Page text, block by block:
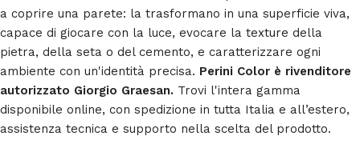
a coprire una parete: la trasformano in una superficie viva,
capace di giocare con la luce, evocare la texture della
pietra, della seta o del cemento, e caratterizzare ogni
ambiente con un'identità precisa. Perini Color è rivenditore
autorizzato Giorgio Graesan. Trovi l'intera gamma
disponibile online, con spedizione in tutta Italia e all’estero,
assistenza tecnica e supporto nella scelta del prodotto.